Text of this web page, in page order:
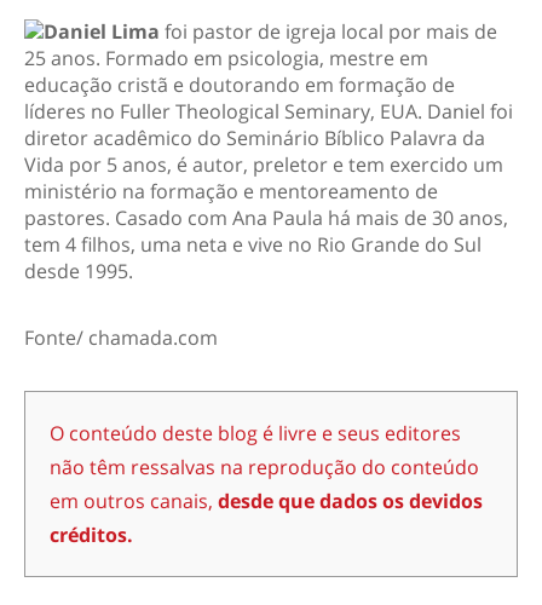
Daniel Lima foi pastor de igreja local por mais de
25 anos. Formado em psicologia, mestre em
educação cristã e doutorando em formação de
líderes no Fuller Theological Seminary, EUA. Daniel foi
diretor acadêmico do Seminário Bíblico Palavra da
Vida por 5 anos, é autor, preletor e tem exercido um
ministério na formação e mentoreamento de
pastores. Casado com Ana Paula há mais de 30 anos,
tem 4 filhos, uma neta e vive no Rio Grande do Sul
desde 1995.
Fonte/ chamada.com
O conteúdo deste blog é livre e seus editores
não têm ressalvas na reprodução do conteúdo
em outros canais, desde que dados os devidos
créditos.